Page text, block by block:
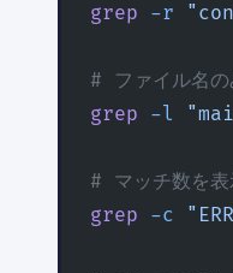
grep -r
# ファイル名の
grep -l
# マッチ数を表
grep -c